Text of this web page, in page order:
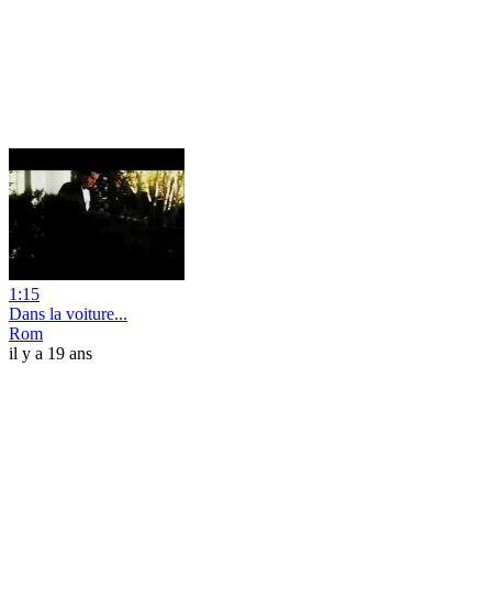
1:15
Dans la voiture...
Rom
il y a 19 ans